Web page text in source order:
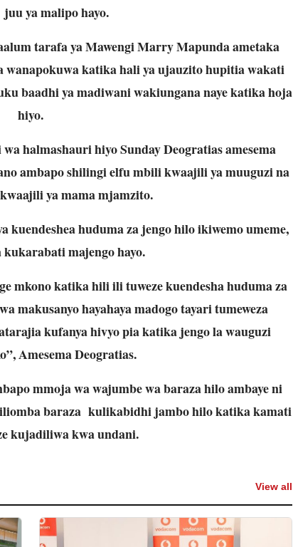
ya malipo hayo.
tarafa ya Mawengi Marry Mapunda ametaka
wanapokuwa katika hali ya ujauzito hupitia wakati
baadhi ya madiwani wakiungana naye katika hoja
hiyo.
halmashauri hiyo Sunday Deogratias amesema
ambapo shilingi elfu mbili kwaajili ya muuguzi na
ya mama mjamzito.
kuendeshea huduma za jengo hilo ikiwemo umeme,
majengo hayo.
mkono katika hili ili tuweze kuendesha huduma za
makusanyo hayahaya madogo tayari tumeweza
kufanya hivyo pia katika jengo la wauguzi
Amesema Deogratias.
mmoja wa wajumbe wa baraza hilo ambaye ni
baraza kulikabidhi jambo hilo katika kamati
kujadiliwa kwa undani.
View all